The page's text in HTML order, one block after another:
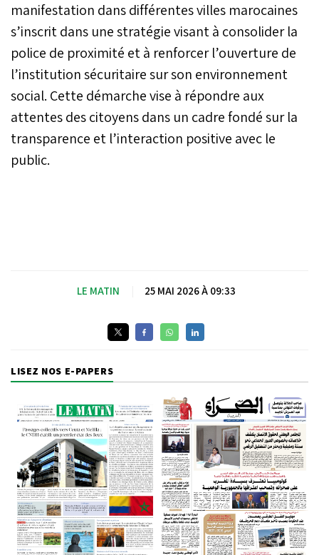
manifestation dans différentes villes marocaines
s’inscrit dans une stratégie visant à consolider la
police de proximité et à renforcer l’ouverture de
l’institution sécuritaire sur son environnement
social. Cette démarche vise à répondre aux
attentes des citoyens dans un cadre fondé sur la
transparence et l’interaction positive avec le
public.
LE MATIN 25 MAI 2026 À 09:33
LISEZ NOS E-PAPERS